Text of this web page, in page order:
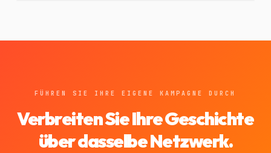
FÜHREN SIE IHRE EIGENE KAMPAGNE DURCH
Verbreiten Sie Ihre Geschichte
über dasselbe Netzwerk.